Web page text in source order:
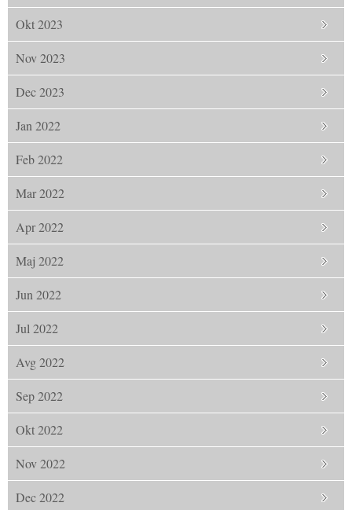
Okt 2023
Nov 2023
Dec 2023
Jan 2022
Feb 2022
Mar 2022
Apr 2022
Maj 2022
Jun 2022
Jul 2022
Avg 2022
Sep 2022
Okt 2022
Nov 2022
Dec 2022